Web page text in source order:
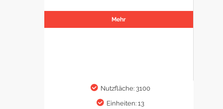
Mehr
Nutzfläche: 3100
Einheiten: 13